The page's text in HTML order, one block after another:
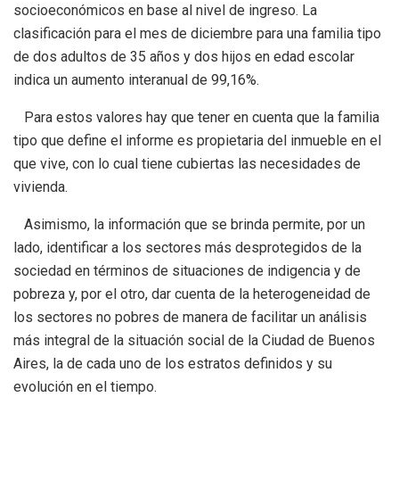
socioeconómicos en base al nivel de ingreso. La
clasificación para el mes de diciembre para una familia tipo
de dos adultos de 35 años y dos hijos en edad escolar
indica un aumento interanual de 99,16%.
Para estos valores hay que tener en cuenta que la familia
tipo que define el informe es propietaria del inmueble en el
que vive, con lo cual tiene cubiertas las necesidades de
vivienda.
Asimismo, la información que se brinda permite, por un
lado, identificar a los sectores más desprotegidos de la
sociedad en términos de situaciones de indigencia y de
pobreza y, por el otro, dar cuenta de la heterogeneidad de
los sectores no pobres de manera de facilitar un análisis
más integral de la situación social de la Ciudad de Buenos
Aires, la de cada uno de los estratos definidos y su
evolución en el tiempo.